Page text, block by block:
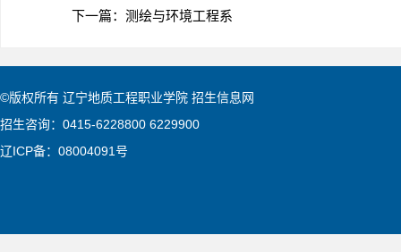
下一篇： 测绘与环境工程系
©版权所有 辽宁地质工程职业学院 招生信息网
招生咨询：0415-6228800 6229900
辽ICP备：08004091号